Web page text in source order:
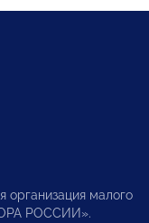
малого
РОССИИ».